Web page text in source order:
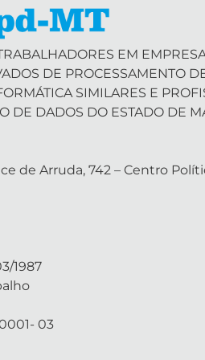
EM
DE PROCESSAMENTO
SIMILARES E
DE DADOS DO ESTADO DE
de Arruda, 742 – Centro
1987
03